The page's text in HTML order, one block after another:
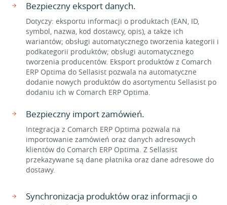
Bezpieczny eksport danych.
Dotyczy: eksportu informacji o produktach (EAN, ID,
symbol, nazwa, kod dostawcy, opis), a także ich
wariantów; obsługi automatycznego tworzenia kategorii i
podkategorii produktów; obsługi automatycznego
tworzenia producentów. Eksport produktów z Comarch
ERP Optima do Sellasist pozwala na automatyczne
dodanie nowych produktów do asortymentu Sellasist po
dodaniu ich w Comarch ERP Optima.
Bezpieczny import zamówień.
Integracja z Comarch ERP Optima pozwala na
importowanie zamówień oraz danych adresowych
klientów do Comarch ERP Optima. Z Sellasist
przekazywane są dane płatnika oraz dane adresowe do
dostawy.
Synchronizacja produktów oraz informacji o